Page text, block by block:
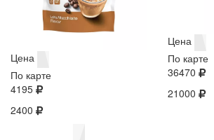
Цена
По карте
4195
2400
Цена
По карте
36470
21000